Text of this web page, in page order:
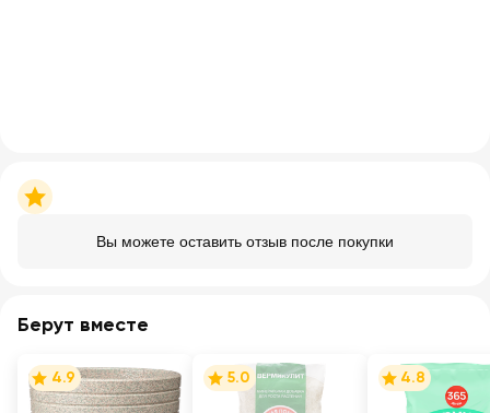
Вы можете оставить отзыв после покупки
Берут вместе
4.9 5.0 4.8